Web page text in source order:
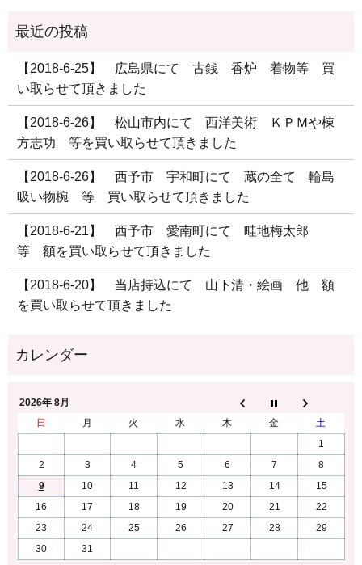
【2018-6-25】 広島県にて 古銭 香炉 着物等 買
い取らせて頂きました
【2018-6-26】 松山市内にて 西洋美術 ＫＰＭや棟
方志功 等を買い取らせて頂きました
【2018-6-26】 西予市 宇和町にて 蔵の全て 輪島
吸い物椀 等 買い取らせて頂きました
【2018-6-21】 西予市 愛南町にて 畦地梅太郎
等 額を買い取らせて頂きました
【2018-6-20】 当店持込にて 山下清・絵画 他 額
を買い取らせて頂きました
2026年 8月
日
月 火 水 木 金
土
1
2
3 4 5 6 7
8
9
10 11 12 13 14
15
16
17 18 19 20 21
22
23
24 25 26 27 28
29
30
31